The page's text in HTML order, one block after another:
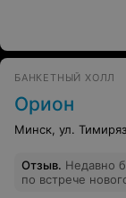
БАНКЕТНЫЙ ХОЛЛ
Орион
Минск, ул.
Отзыв. Недавно
по встрече